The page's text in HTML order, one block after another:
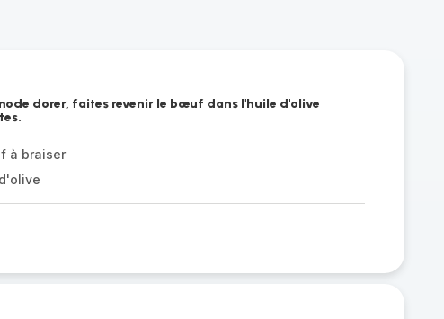
dorer, faites revenir le bœuf dans l'huile d'olive
à braiser